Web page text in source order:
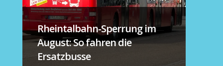
Rheintalbahn-Sperrung im
August: So fahren die
Ersatzbusse